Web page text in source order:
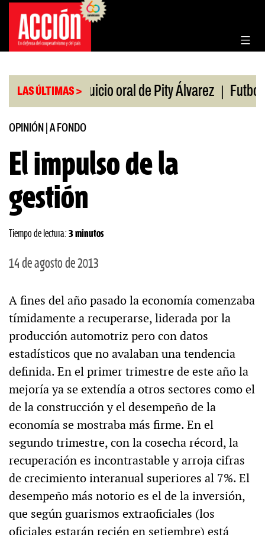
Saltar
contenido
LAS ÚLTIMAS >
Comienza juicio oral de Pity Álvarez | Futbolista
OPINIÓN A FONDO
El impulso de la
gestión
Tiempo de lectura: 3 minutos
14 de agosto de 2013
A fines del año pasado la economía comenzaba
tímidamente a recuperarse, liderada por la
producción automotriz pero con datos
estadísticos que no avalaban una tendencia
definida. En el primer trimestre de este año la
mejoría ya se extendía a otros sectores como el
de la construcción y el desempeño de la
economía se mostraba más firme. En el
segundo trimestre, con la cosecha récord, la
recuperación es incontrastable y arroja cifras
de crecimiento interanual superiores al 7%. El
desempeño más notorio es el de la inversión,
que según guarismos extraoficiales (los
oficiales estarán recién en setiembre) está